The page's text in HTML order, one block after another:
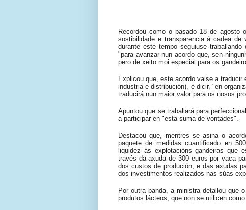
Recordou como o pasado 18 de agosto
sostibilidade e transparencia á cadea
durante este tempo seguiuse
"para avanzar nun acordo que, sen
pero de xeito moi especial para os
Explicou que, este acordo vaise a traducir
industria e distribución), é dicir, "en
traducirá nun maior valor para os nosos
Apuntou que se traballará para
a participar en "esta suma de vontades".
Destacou que, mentres se asina o
paquete de medidas cuantificado en
liquidez ás explotacións gandeiras que
través da axuda de 300 euros por vaca
dos custos de produción, e das axudas
dos investimentos realizados nas súas
Por outra banda, a ministra detallou que
produtos lácteos, que non se utilicen